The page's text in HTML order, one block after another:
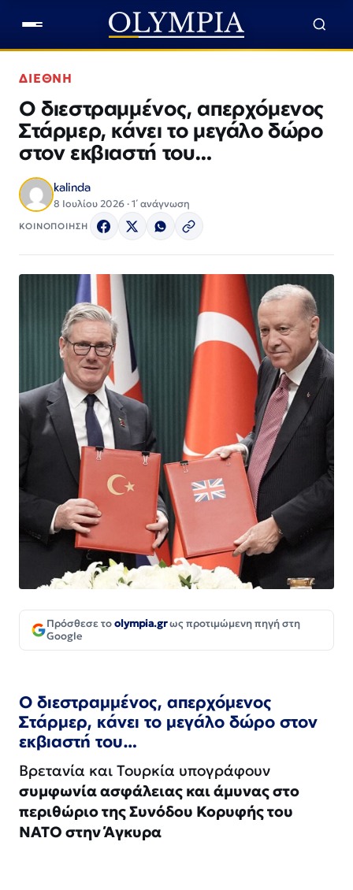
ΔΙΕΘΝΗ
Ο διεστραμμένος, απερχόμενος
Στάρμερ, κάνει το μεγάλο δώρο
στον εκβιαστή του…
kalinda
8 Ιουλίου 2026 · 1΄ ανάγνωση
ΚΟΙΝΟΠΟΙΗΣΗ
Πρόσθεσε τοolympia.grως προτιμώμενη πηγή στη
Google
Ο διεστραμμένος, απερχόμενος
Στάρμερ, κάνει το μεγάλο δώρο στον
εκβιαστή του…
Βρετανία και Τουρκία υπογράφουν
συμφωνία ασφάλειας και άμυνας στο
περιθώριο της Συνόδου Κορυφής του
ΝΑΤΟ στην Άγκυρα